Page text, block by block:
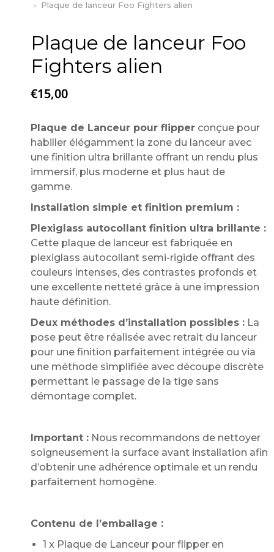
Plaque de lanceur Foo Fighters alien
Plaque de lanceur Foo
Fighters alien
€15,00
Plaque de Lanceur pour flipper conçue pour
habiller élégamment la zone du lanceur avec
une finition ultra brillante offrant un rendu plus
immersif, plus moderne et plus haut de
gamme.
Installation simple et finition premium :
Plexiglass autocollant finition ultra brillante :
Cette plaque de lanceur est fabriquée en
plexiglass autocollant semi-rigide offrant des
couleurs intenses, des contrastes profonds et
une excellente netteté grâce à une impression
haute définition.
Deux méthodes d’installation possibles : La
pose peut être réalisée avec retrait du lanceur
pour une finition parfaitement intégrée ou via
une méthode simplifiée avec découpe discrète
permettant le passage de la tige sans
démontage complet.
Important : Nous recommandons de nettoyer
soigneusement la surface avant installation afin
d’obtenir une adhérence optimale et un rendu
parfaitement homogène.
Contenu de l’emballage :
1 x Plaque de Lanceur pour flipper en